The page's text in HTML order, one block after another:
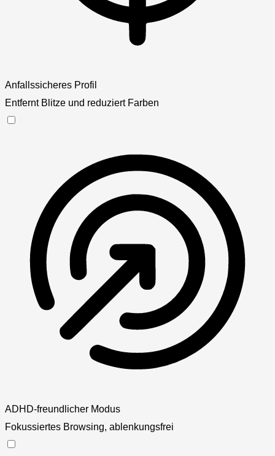
Anfallssicheres Profil
Entfernt Blitze und reduziert Farben
ADHD-freundlicher Modus
Fokussiertes Browsing, ablenkungsfrei